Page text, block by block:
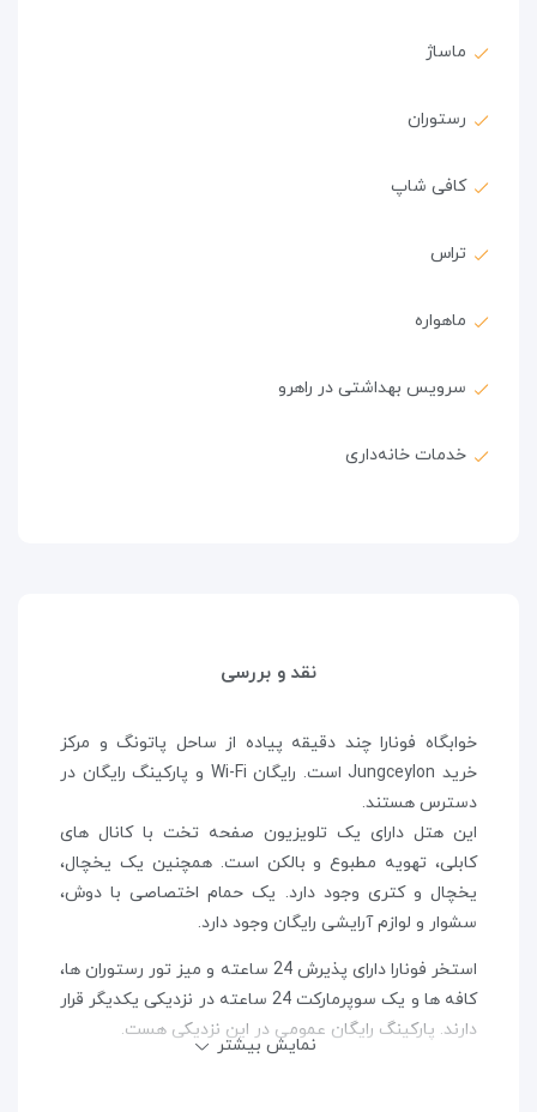
ماساژ
رستوران
کافی شاپ
تراس
ماهواره
سرویس بهداشتی در راهرو
خدمات خانه‌داری
نقد و بررسی
خوابگاه فونارا چند دقیقه پیاده از ساحل پاتونگ و مرکز
خرید Jungceylon است. رایگان Wi-Fi و پارکینگ رایگان در
دسترس هستند.
این هتل دارای یک تلویزیون صفحه تخت با کانال های
کابلی، تهویه مطبوع و بالکن است. همچنین یک یخچال،
یخچال و کتری وجود دارد. یک حمام اختصاصی با دوش،
سشوار و لوازم آرایشی رایگان وجود دارد.
استخر فونارا دارای پذیرش 24 ساعته و میز تور رستوران ها،
کافه ها و یک سوپرمارکت 24 ساعته در نزدیکی یکدیگر قرار
دارند. پارکینگ رایگان عمومی در این نزدیکی هست.
نمایش بیشتر